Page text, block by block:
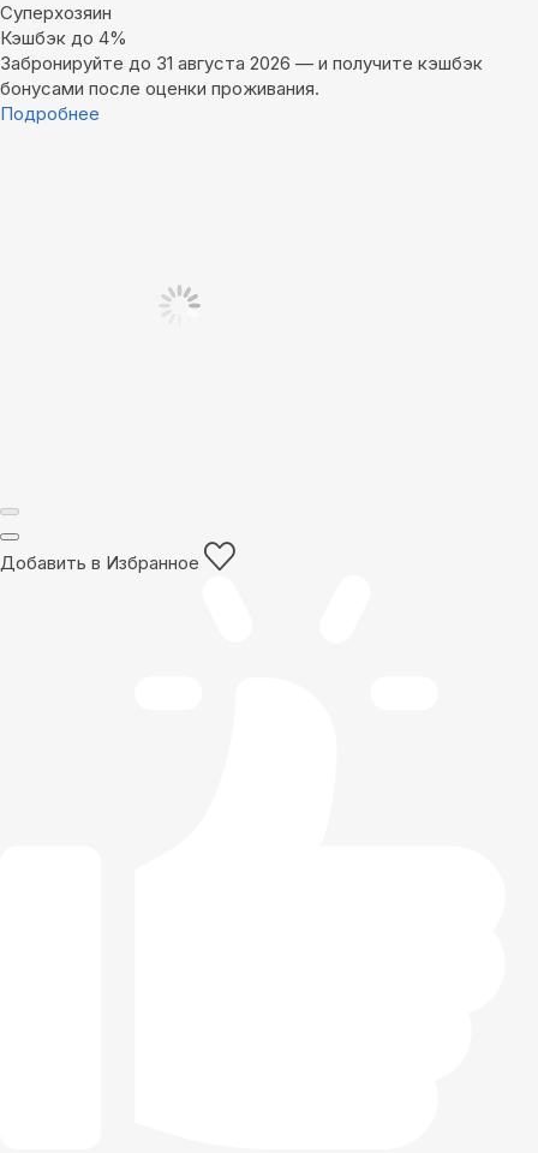
Суперхозяин
Кэшбэк до 4%
Забронируйте до 31 августа 2026 — и получите кэшбэк
бонусами после оценки проживания.
Подробнее
Добавить в Избранное